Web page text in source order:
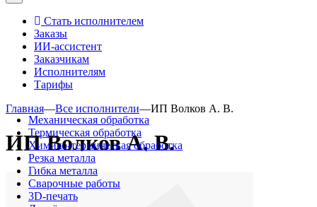
Стать исполнителем
Заказы
ИИ-ассистент
Заказчикам
Исполнителям
Тарифы
Механическая обработка
Термическая обработка
Химико-термическая обработка
Резка металла
Гибка металла
Сварочные работы
3D-печать
Главная—Все исполнители—ИП Волков А. В.
ИП Волков А. В.